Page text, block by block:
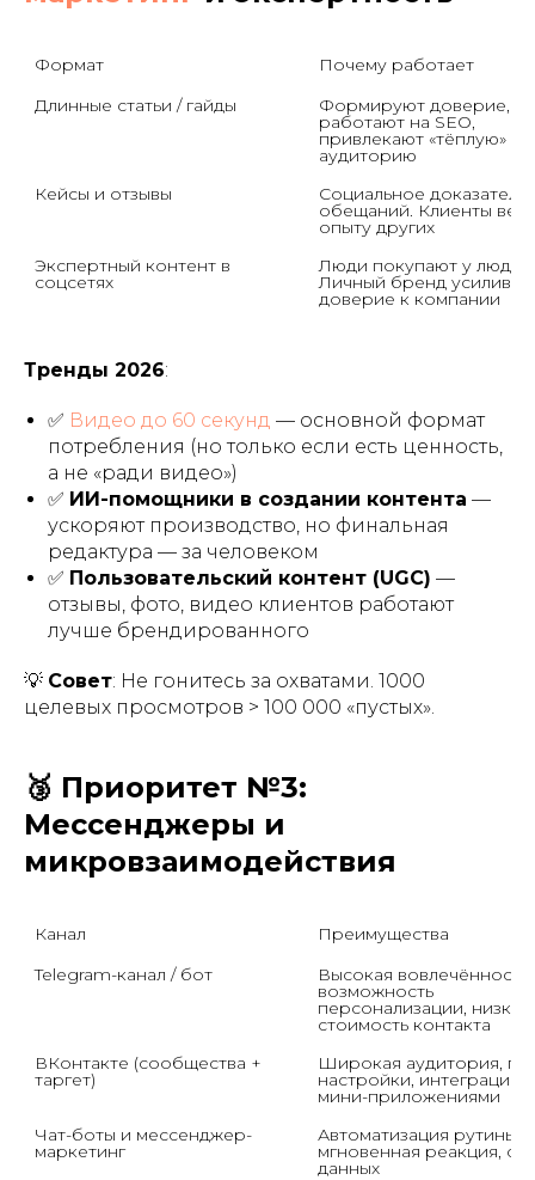
Формат
Почему работает
Длинные статьи / гайды
Формируют доверие,
работают на SEO,
привлекают «тёплую»
аудиторию
Кейсы и отзывы
Социальное
обещаний. Клиенты
опыту других
Экспертный контент в
соцсетях
Люди покупают у людей.
Личный бренд
доверие к компании
Тренды 2026:
✅ Видео до 60 секунд — основной формат
потребления (но только если есть ценность,
а не «ради видео»)
✅ ИИ-помощники в создании контента —
ускоряют производство, но финальная
редактура — за человеком
✅ Пользовательский контент (UGC) —
отзывы, фото, видео клиентов работают
лучше брендированного
💡 Совет: Не гонитесь за охватами. 1000
целевых просмотров > 100 000 «пустых».
🥉 Приоритет №3:
Мессенджеры и
микровзаимодействия
Канал
Преимущества
Telegram-канал / бот
Высокая вовлечённость,
возможность
персонализации, низкая
стоимость контакта
ВКонтакте (сообщества +
таргет)
Широкая аудитория,
настройки, интеграция с
мини-приложениями
Чат-боты и мессенджер-
маркетинг
Автоматизация рутины,
мгновенная реакция,
данных